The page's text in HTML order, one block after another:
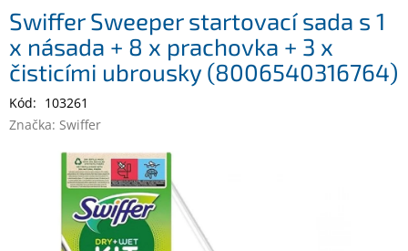
Notebooky
Tiskárny
Oblíbené
Swiffer Sweeper startovací sada s 1
x násada + 8 x prachovka + 3 x
čisticími ubrousky (8006540316764)
Kód: 103261
Značka: Swiffer